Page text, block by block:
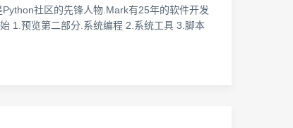
社区的先锋人物.Mark有25年的软件开发
1.预览第二部分.系统编程 2.系统工具 3.脚本